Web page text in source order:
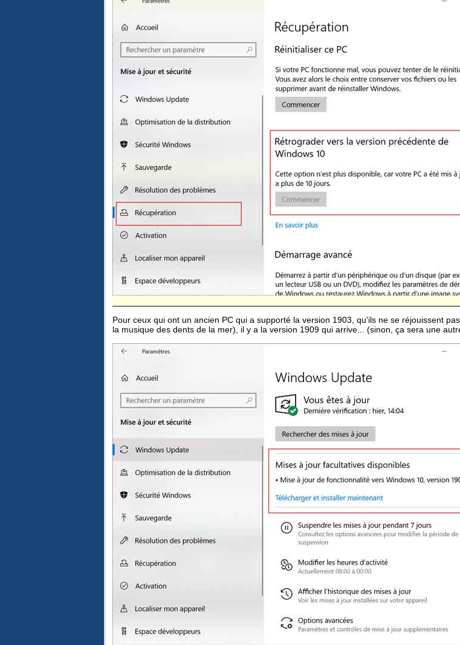
Pour ceux qui ont un ancien PC qui a supporté la version 1903, qu'ils ne se réjouissent
la musique des dents de la mer), il y a la version 1909 qui arrive... (sinon, ça sera une